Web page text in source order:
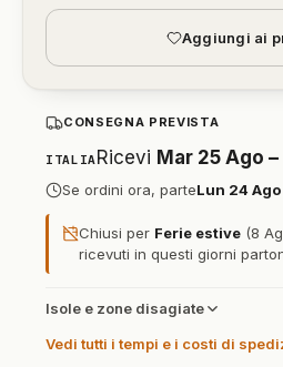
Aggiungi ai
CONSEGNA PREVISTA
ITALIA Ricevi Mar 25 Ago
Se ordini ora, parteLun 24 Ago
Chiusi per Ferie estive (8
ricevuti in questi giorni
Isole e zone disagiate
Vedi tutti i tempi e i costi di